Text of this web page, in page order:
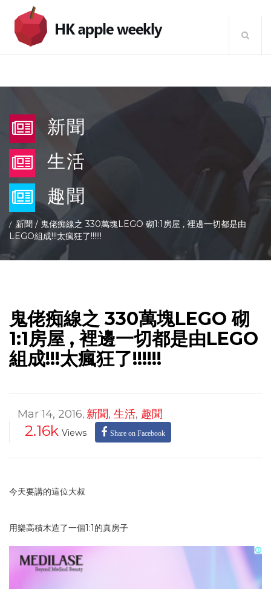
新聞
生活
趣聞
新聞 / 鬼佬痴線之 330萬塊LEGO 砌1:1房屋 , 裡邊一切都是由
LEGO組成!!!太瘋狂了!!!!!!
鬼佬痴線之 330萬塊LEGO 砌
1:1房屋 , 裡邊一切都是由LEGO
組成!!!太瘋狂了!!!!!!
Mar 14, 2016, 新聞, 生活, 趣聞
2.16k Views Share on Facebook
今天要講的這位大叔
用樂高積木造了一個1:1的真房子